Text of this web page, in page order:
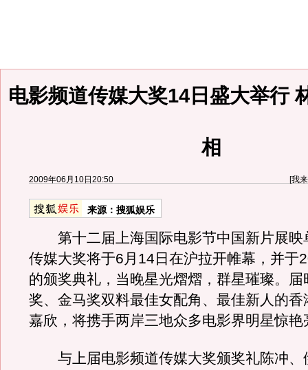
电影频道传媒大奖14日盛大举行
相
2009年06月10日20:50 [我
来源： 搜狐娱乐
第十二届上海国际电影节中国新片展映
传媒大奖将于6月14日在沪拉开帷幕，并于
的颁奖典礼，当晚星光熠熠，群星璀璨。届
奖、金马奖双料最佳女配角、最佳新人的香
嘉欣，将携手两岸三地众多电影界明星惊艳
与上届电影频道传媒大奖颁奖礼陈冲、